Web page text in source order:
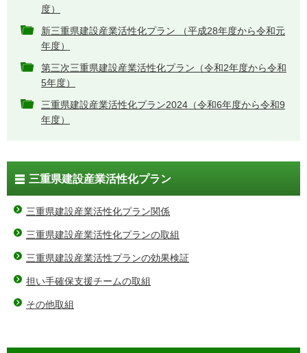
度）
新三重県建設産業活性化プラン （平成28年度から令和元
年度）
第三次三重県建設産業活性化プラン（令和2年度から令和
5年度）
三重県建設産業活性化プラン2024（令和6年度から令和9
年度）
三重県建設産業活性化プラン
三重県建設産業活性化プラン関係
三重県建設産業活性化プランの取組
三重県建設産業活性プランの効果検証
担い手確保支援チームの取組
その他取組